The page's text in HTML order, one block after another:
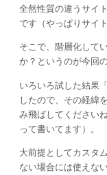
全然性質の違うサイ
です（やっぱりサイ
そこで、階層化して
か？というのが今回
いろいろ試した結果
したので、その経緯
み飛ばしてください
って書いてます）。
大前提としてカスタ
ない場合には使えな